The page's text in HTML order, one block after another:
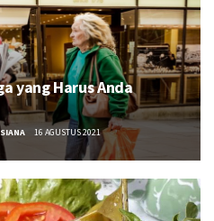
yang Harus Anda
16 AGUSTUS 2021